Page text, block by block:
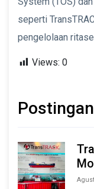
seperti
pengelolaan
Views: 0